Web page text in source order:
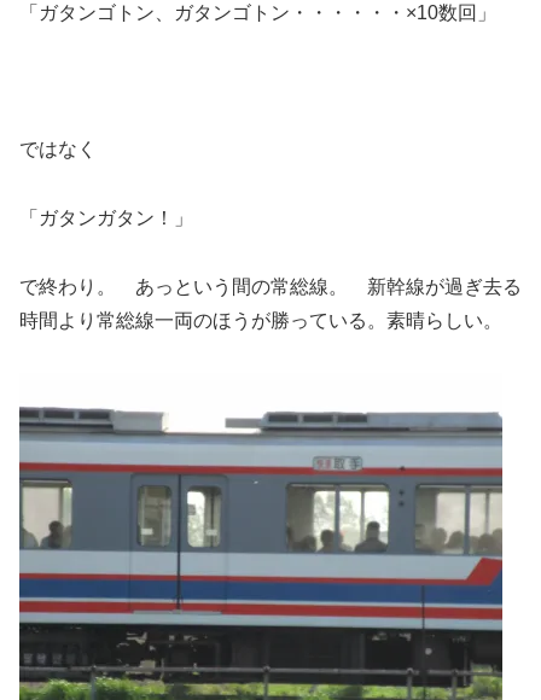
「ガタンゴトン、ガタンゴトン・・・・・・×10数回」
ではなく
「ガタンガタン！」
で終わり。 あっという間の常総線。 新幹線が過ぎ去る
時間より常総線一両のほうが勝っている。素晴らしい。